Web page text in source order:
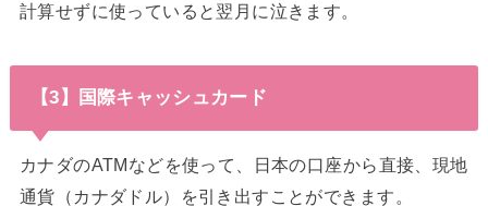
計算せずに使っていると翌月に泣きます。
【3】国際キャッシュカード
カナダのATMなどを使って、日本の口座から直接、現地
通貨（カナダドル）を引き出すことができます。